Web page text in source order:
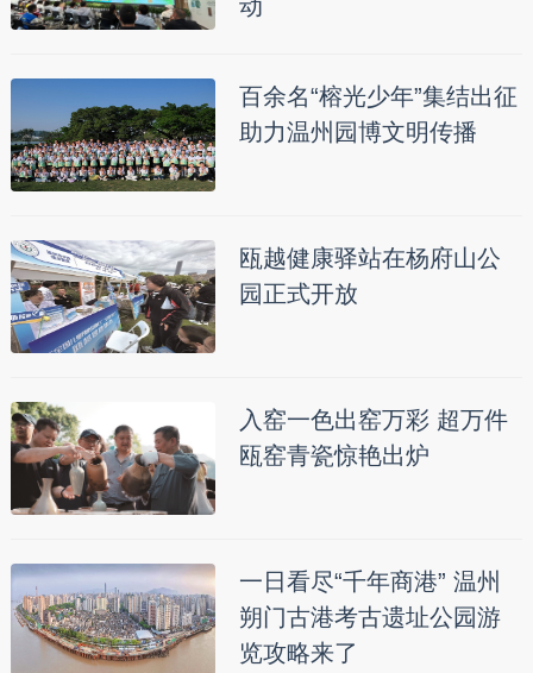
动
百余名“榕光少年”集结出征
助力温州园博文明传播
瓯越健康驿站在杨府山公
园正式开放
入窑一色出窑万彩 超万件
瓯窑青瓷惊艳出炉
一日看尽“千年商港” 温州
朔门古港考古遗址公园游
览攻略来了